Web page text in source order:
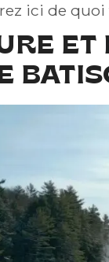
ici de
ET